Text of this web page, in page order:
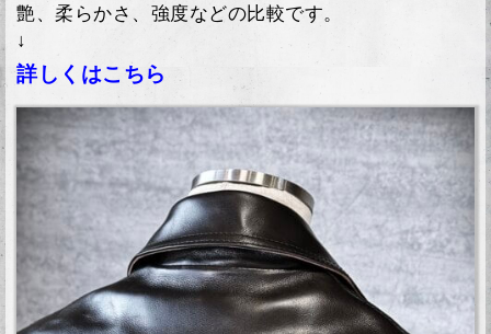
艶、柔らかさ、強度などの比較です。
↓
詳しくはこちら